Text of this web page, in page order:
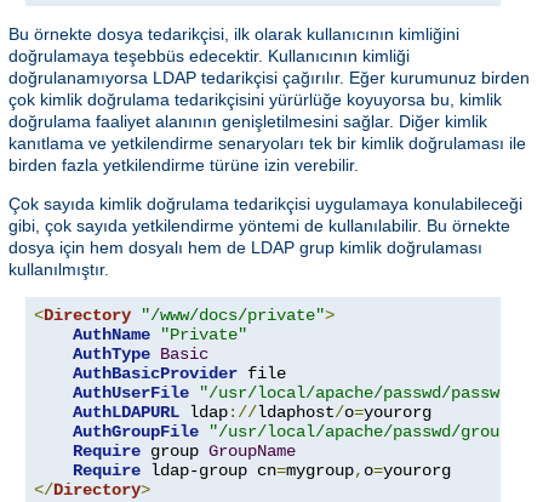
Bu örnekte dosya tedarikçisi, ilk olarak kullanıcının kimliğini
doğrulamaya teşebbüs edecektir. Kullanıcının kimliği
doğrulanamıyorsa LDAP tedarikçisi çağırılır. Eğer kurumunuz birden
çok kimlik doğrulama tedarikçisini yürürlüğe koyuyorsa bu, kimlik
doğrulama faaliyet alanının genişletilmesini sağlar. Diğer kimlik
kanıtlama ve yetkilendirme senaryoları tek bir kimlik doğrulaması ile
birden fazla yetkilendirme türüne izin verebilir.
Çok sayıda kimlik doğrulama tedarikçisi uygulamaya konulabileceği
gibi, çok sayıda yetkilendirme yöntemi de kullanılabilir. Bu örnekte
dosya için hem dosyalı hem de LDAP grup kimlik doğrulaması
kullanılmıştır.
<Directory "/www/docs/private">
AuthName
"Private"
AuthType Basic
AuthBasicProvider file
AuthUserFile
"/usr/local/apache/passwd/
AuthLDAPURL ldap://ldaphost/o=yourorg
AuthGroupFile
"/usr/local/apache/passwd/groups"
Require group GroupName
Require ldap-group cn=mygroup, o=
</Directory>